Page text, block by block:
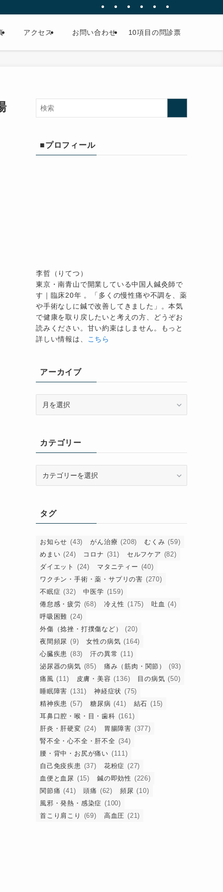
アクセス お問い合わせ 10項目の問診票
■プロフィール
李哲（りてつ）
東京・南青山で開業している中国人鍼灸師で
す｜臨床20年 。「多くの慢性痛や不調を、薬
や手術なしに鍼で改善してきました」。本気
で健康を取り戻したいと考えの方、どうぞお
読みください。甘い約束はしません。もっと
詳しい情報は、 こちら
アーカイブ
ブカテゴリー
ータグ
お知らせ (43) がん治療 (208) むくみ (59)
めまい (24) コロナ (31) セルフケア (82)
ダイエット
(24) マタニティー (40)
ワクチン・手術・薬・サプリの害 (270)
不眠症 (32) 中医学 (159)
倦怠感・疲労 (68) 冷え性 (175) 吐血 (4)
呼吸困難 (24)
外傷（捻挫・打撲傷など）
(20)
夜間頻尿 (9) 女性の病気 (164)
心臓疾患 (83) 汗の異常 (11)
泌尿器の病気 (85) 痛み（筋肉・関節）
(93)
痛風 (11) 皮膚・美容 (136) 目の病気 (50)
睡眠障害 (131) 神経症状 (75)
精神疾患 (57) 糖尿病 (41) 結石 (15)
耳鼻口腔・喉・目・歯科 (161)
肝炎・肝硬変 (24) 胃腸障害 (377)
腎不全・心不全・肝不全 (34)
腰・背中・お尻が痛い (111)
自己免疫疾患 (37) 花粉症 (27)
血便と血尿 (15) 鍼の即効性 (226)
関節痛 (41) 頭痛 (62) 頻尿 (10)
風邪・発熱・感染症 (100)
首こり肩こり
(69) 高血圧 (21)